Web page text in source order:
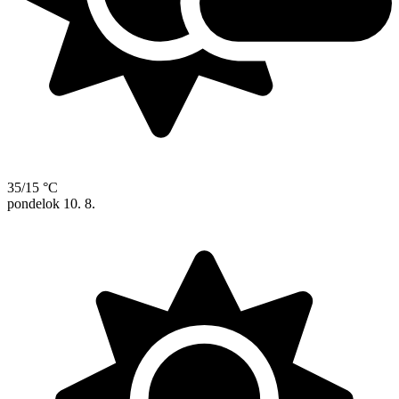
35/15 °C
pondelok 10. 8.